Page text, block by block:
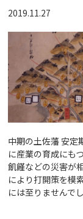
2019.11.27
中期の土佐藩 安定
に産業の育成にも
飢饉などの災害が
により打開策を模
には至りませんで